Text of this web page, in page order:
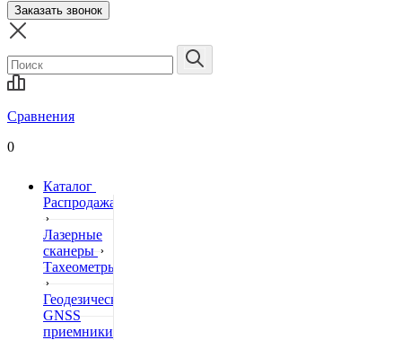
Заказать звонок
Сравнения
0
Каталог
Распродажа
Лазерные
сканеры
Тахеометры
Геодезические
GNSS
приемники